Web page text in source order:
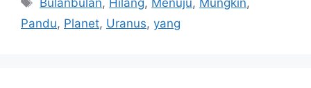
Bulanbulan, Hilang, Menuju, Mungkin,
Pandu, Planet, Uranus, yang